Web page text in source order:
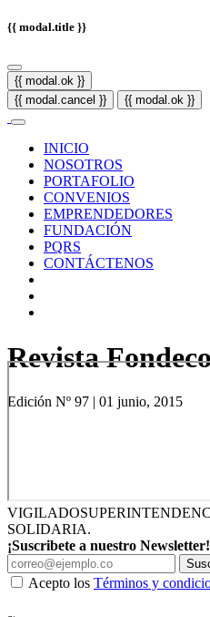
{{ modal.title }}
{{ modal.ok }}
{{ modal.cancel }}
{{ modal.ok }}
INICIO
NOSOTROS
PORTAFOLIO
CONVENIOS
EMPRENDEDORES
FUNDACIÓN
PQRS
CONTÁCTENOS
Revista
Edición Nº 97 | 01 junio, 2015
VIGILADO
SOLIDARIA.
¡Suscribete a nuestro Newsletter!
Acepto los Términos y